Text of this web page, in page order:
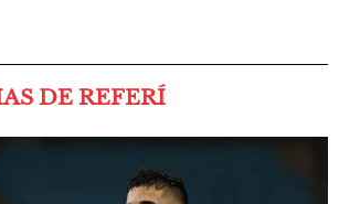
DE REFERÍ